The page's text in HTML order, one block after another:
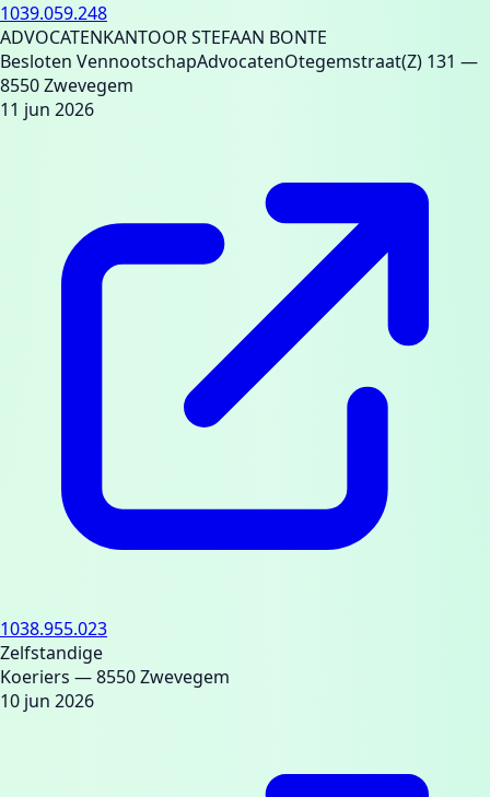
1039.059.248
ADVOCATENKANTOOR STEFAAN BONTE
Besloten VennootschapAdvocatenOtegemstraat(Z) 131 —
8550 Zwevegem
11 jun 2026
1038.955.023
Zelfstandige
Koeriers — 8550 Zwevegem
10 jun 2026